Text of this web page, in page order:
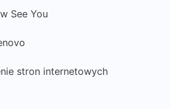
See You
stron internetowych